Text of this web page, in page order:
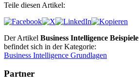
Teile diesen Artikel:
Der Artikel Business Intelligence Beispiele
befindet sich in der Kategorie:
Business Intelligence Grundlagen
Partner